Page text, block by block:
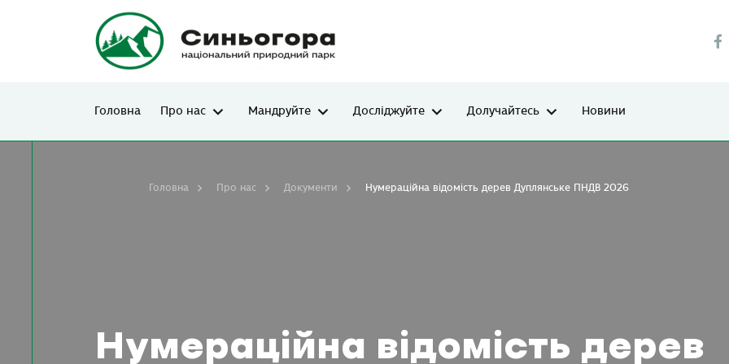
Головна Про нас Мандруйте Досліджуйте Долучайтесь Новини
Нумераційна відомість дерев
Головна Про нас Документи Нумераційна відомість дерев Дуплянське ПНДВ 2026